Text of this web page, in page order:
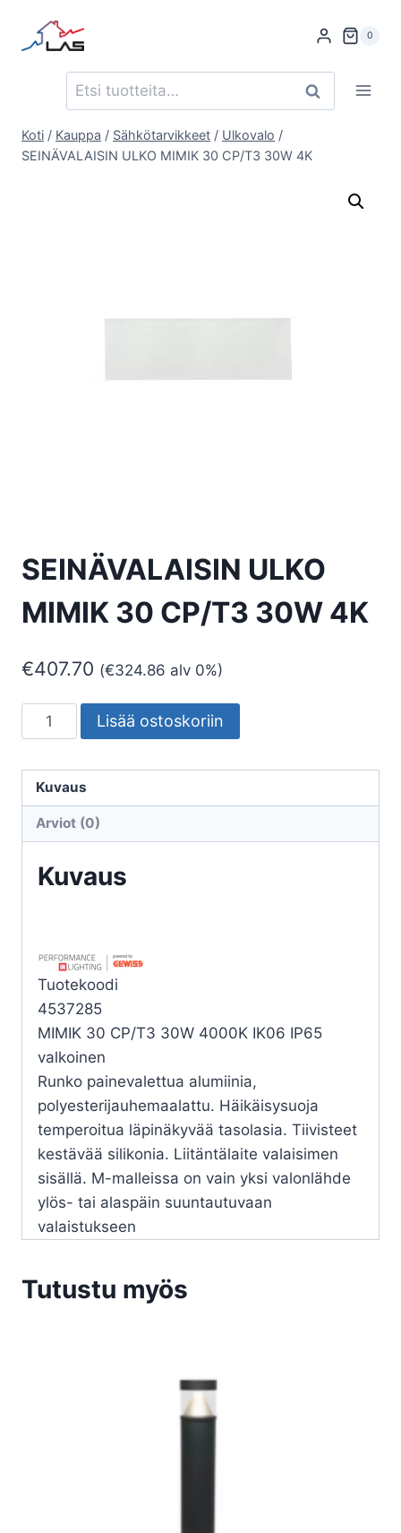
sisältöön
0
Etsi: Haku
Koti / Kauppa / Sähkötarvikkeet / Ulkovalo /
SEINÄVALAISIN ULKO MIMIK 30 CP/T3 30W 4K
SEINÄVALAISIN ULKO
MIMIK 30 CP/T3 30W 4K
€407.70 (€324.86 alv 0%)
SEINÄVALAISIN
ULKO
30
CP/T3
määrä
Lisää ostoskoriin
Kuvaus
Arviot (0)
Kuvaus
Tuotekoodi
4537285
MIMIK 30 CP/T3 30W 4000K IK06 IP65
valkoinen
Runko painevalettua alumiinia,
polyesterijauhemaalattu. Häikäisysuoja
temperoitua läpinäkyvää tasolasia. Tiivisteet
kestävää silikonia. Liitäntälaite valaisimen
sisällä. M-malleissa on vain yksi valonlähde
ylös- tai alaspäin suuntautuvaan
valaistukseen
Tutustu myös